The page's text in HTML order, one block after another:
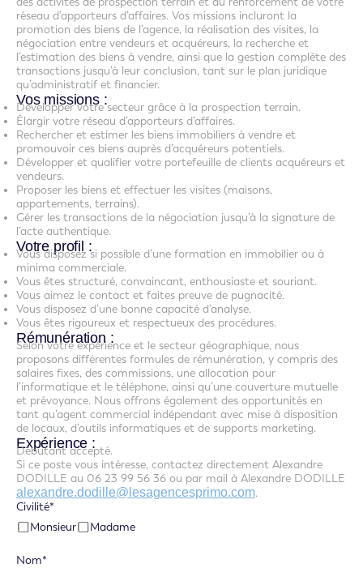
réseau d’apporteurs d’affaires. Vos missions incluront la
promotion des biens de l’agence, la réalisation des visites, la
négociation entre vendeurs et acquéreurs, la recherche et
l’estimation des biens à vendre, ainsi que la gestion complète des
transactions jusqu’à leur conclusion, tant sur le plan juridique
qu’administratif et financier.
Vos missions :
Développer votre secteur grâce à la prospection terrain.
Élargir votre réseau d’apporteurs d’affaires.
Rechercher et estimer les biens immobiliers à vendre et
promouvoir ces biens auprès d’acquéreurs potentiels.
Développer et qualifier votre portefeuille de clients acquéreurs et
vendeurs.
Proposer les biens et effectuer les visites (maisons,
appartements, terrains).
Gérer les transactions de la négociation jusqu’à la signature de
l’acte authentique.
Votre profil :
Vous disposez si possible d’une formation en immobilier ou à
minima commerciale.
Vous êtes structuré, convaincant, enthousiaste et souriant.
Vous aimez le contact et faites preuve de pugnacité.
Vous disposez d’une bonne capacité d’analyse.
Vous êtes rigoureux et respectueux des procédures.
Rémunération :
Selon votre expérience et le secteur géographique, nous
proposons différentes formules de rémunération, y compris des
salaires fixes, des commissions, une allocation pour
l’informatique et le téléphone, ainsi qu’une couverture mutuelle
et prévoyance. Nous offrons également des opportunités en
tant qu’agent commercial indépendant avec mise à disposition
de locaux, d’outils informatiques et de supports marketing.
Expérience :
Débutant accepté.
Si ce poste vous intéresse, contactez directement Alexandre
DODILLE au 06 23 99 56 36 ou par mail à Alexandre DODILLE
alexandre.dodille@lesagencesprimo.com.
Civilité*
Monsieur
Madame
Nom*